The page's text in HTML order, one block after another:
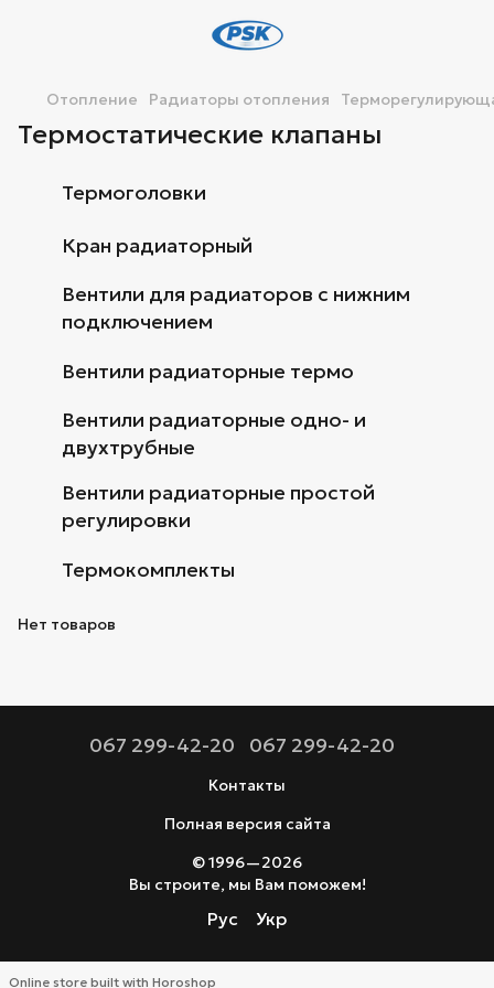
Отопление Радиаторы отопления
Термостатические клапаны
Термоголовки
Кран радиаторный
Вентили для радиаторов с нижним
подключением
Вентили радиаторные термо
Вентили радиаторные одно- и
двухтрубные
Вентили радиаторные простой
регулировки
Термокомплекты
Нет товаров
067 299-42-20 067 299-42-20
Контакты
Полная версия сайта
© 1996—2026
Вы строите, мы Вам поможем!
Рус Укр
Online store built with Horoshop